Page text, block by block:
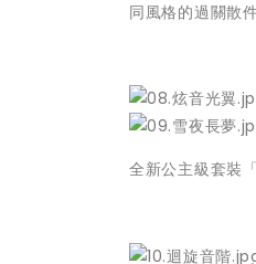
同風格的過關散
全新公主級套裝